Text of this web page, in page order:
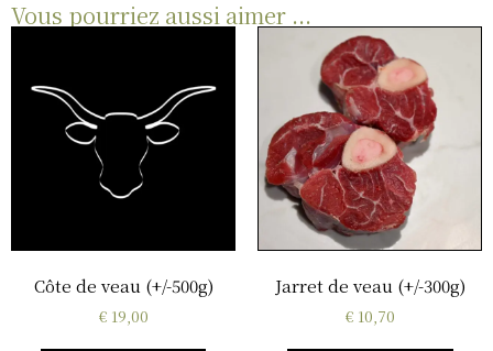
Vous pourriez aussi aimer ...
Côte de veau (+/-500g)
€19,00
Jarret de veau (+/-300g)
€10,70